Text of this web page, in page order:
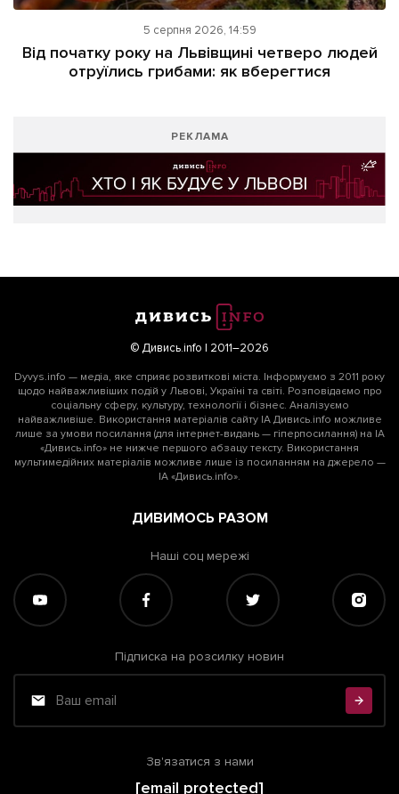
5 серпня 2026, 14:59
Від початку року на Львівщині четверо людей
отруїлись грибами: як вберегтися
РЕКЛАМА
© Дивись.info | 2011–2026
Dyvys.info — медіа, яке сприяє розвиткові міста. Інформуємо з 2011 року
щодо найважливіших подій у Львові, Україні та світі. Розповідаємо про
соціальну сферу, культуру, технології і бізнес. Аналізуємо
найважливіше. Використання матеріалів сайту ІА Дивись.info можливе
лише за умови посилання (для інтернет-видань — гіперпосилання) на ІА
«Дивись.info» не нижче першого абзацу тексту. Використання
мультимедійних матеріалів можливе лише із посиланням на джерело —
ІА «Дивись.info».
ДИВИМОСЬ РАЗОМ
Наші соц мережі
Підписка на розсилку новин
Зв'язатися з нами
[email protected]